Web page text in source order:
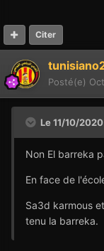
Citer
Posté(e)
Le 11/10/
Non El barreka
En face de
Sa3d karmous
tenu la barreka.